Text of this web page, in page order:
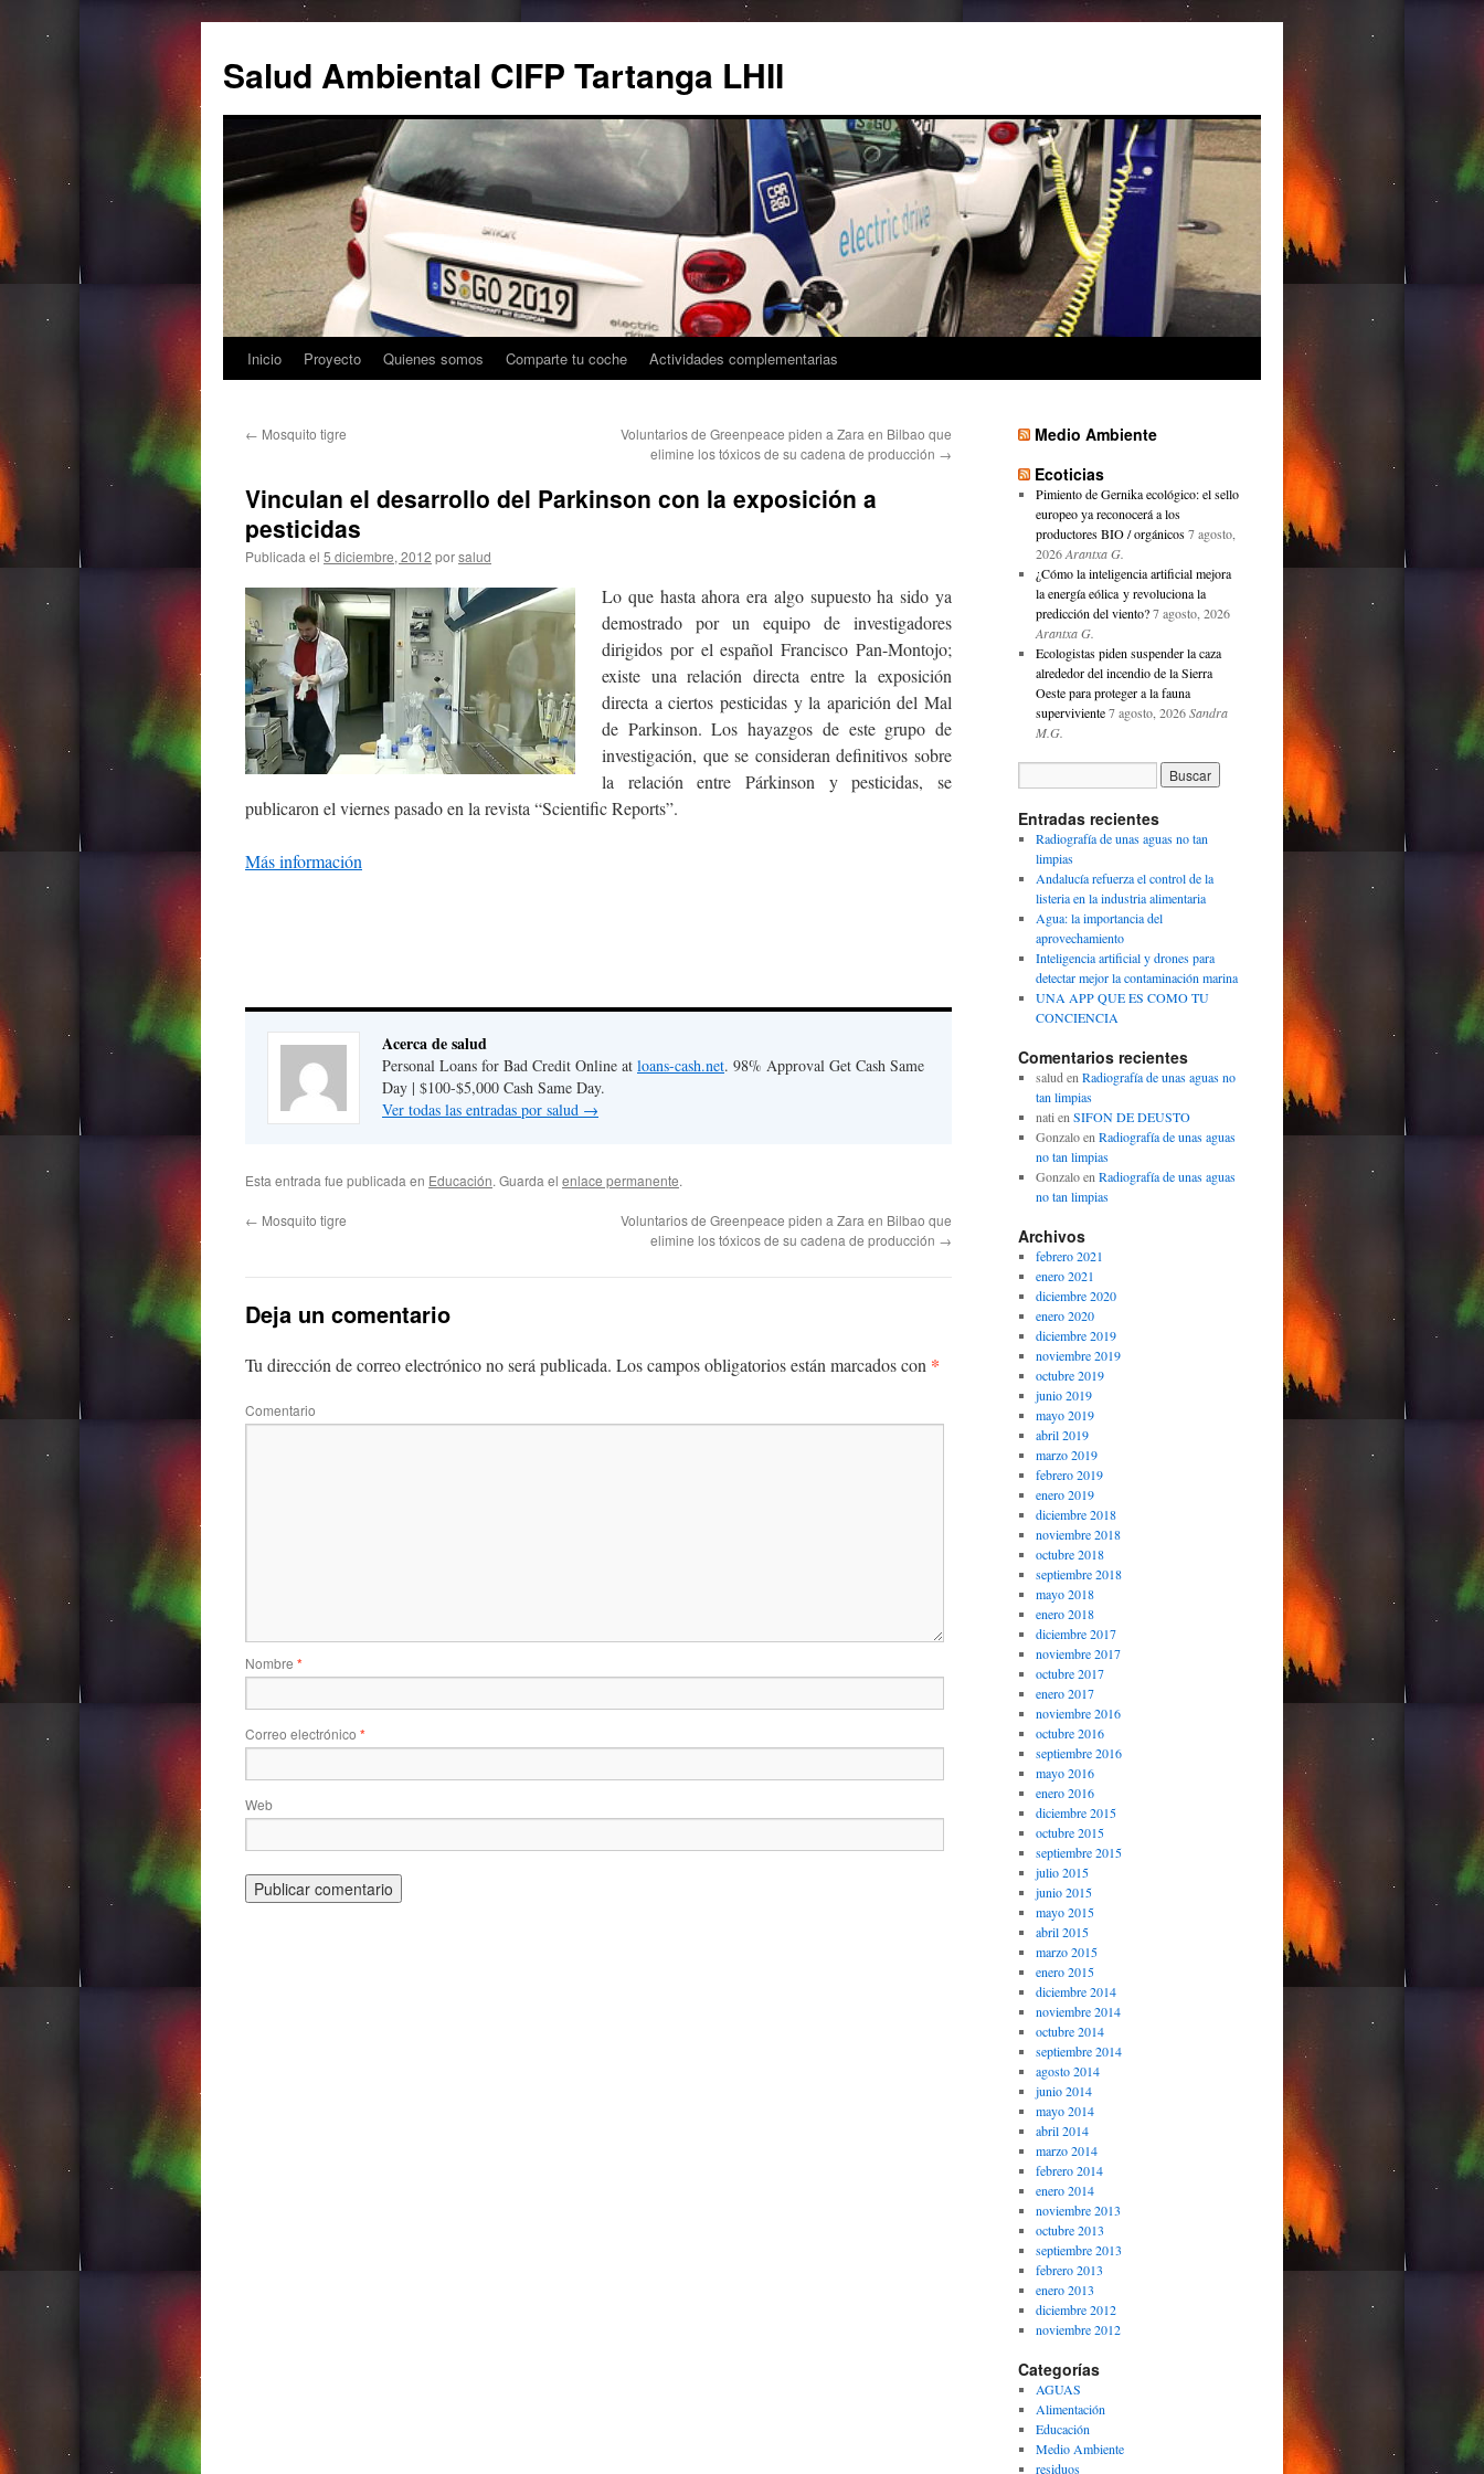
Salud Ambiental CIFP Tartanga LHII
Saltar
contenido
Inicio Proyecto Quienes somos Comparte tu coche Actividades complementarias
← Mosquito tigre
Voluntarios de Greenpeace piden a Zara en Bilbao que
elimine los tóxicos de su cadena de producción →
Vinculan el desarrollo del Parkinson con la exposición a
pesticidas
Publicada el 5 diciembre, 2012 porsalud
Lo que hasta ahora era algo supuesto ha sido ya
demostrado por un equipo de investigadores
dirigidos por el español Francisco Pan-Montojo;
existe una relación directa entre la exposición
directa a ciertos pesticidas y la aparición del Mal
de Parkinson. Los hayazgos de este grupo de
investigación, que se consideran definitivos sobre
la relación entre Párkinson y pesticidas, se
publicaron el viernes pasado en la revista “Scientific Reports”.
Más información
Acerca de salud
Personal Loans for Bad Credit Online at loans-cash.net. 98% Approval Get Cash Same
Day | $100-$5,000 Cash Same Day.
Ver todas las entradas por salud →
Esta entrada fue publicada en Educación. Guarda el enlace permanente.
← Mosquito tigre
Voluntarios de Greenpeace piden a Zara en Bilbao que
elimine los tóxicos de su cadena de producción →
Deja un comentario
Tu dirección de correo electrónico no será publicada. Los campos obligatorios están marcados con *
Comentario
Nombre *
Correo electrónico *
Web
Medio Ambiente
Ecoticias
Pimiento de Gernika ecológico: el sello
europeo ya reconocerá a los
productores BIO / orgánicos 7 agosto,
2026 Arantxa G.
¿Cómo la inteligencia artificial mejora
la energía eólica y revoluciona la
predicción del viento? 7 agosto, 2026
Arantxa G.
Ecologistas piden suspender la caza
alrededor del incendio de la Sierra
Oeste para proteger a la fauna
superviviente 7 agosto, 2026 Sandra
M.G.
Entradas recientes
Radiografía de unas aguas no tan
limpias
Andalucía refuerza el control de la
listeria en la industria alimentaria
Agua: la importancia del
aprovechamiento
Inteligencia artificial y drones para
detectar mejor la contaminación marina
UNA APP QUE ES COMO TU
CONCIENCIA
Comentarios recientes
salud en Radiografía de unas aguas no
tan limpias
nati en SIFON DE DEUSTO
Gonzaloen Radiografía de unas aguas
no tan limpias
Gonzaloen Radiografía de unas aguas
no tan limpias
Archivos
febrero 2021
enero 2021
diciembre 2020
enero 2020
diciembre 2019
noviembre 2019
octubre 2019
junio 2019
mayo 2019
abril 2019
marzo 2019
febrero 2019
enero 2019
diciembre 2018
noviembre 2018
octubre 2018
septiembre 2018
mayo 2018
enero 2018
diciembre 2017
noviembre 2017
octubre 2017
enero 2017
noviembre 2016
octubre 2016
septiembre 2016
mayo 2016
enero 2016
diciembre 2015
octubre 2015
septiembre 2015
julio 2015
junio 2015
mayo 2015
abril 2015
marzo 2015
enero 2015
diciembre 2014
noviembre 2014
octubre 2014
septiembre 2014
agosto 2014
junio 2014
mayo 2014
abril 2014
marzo 2014
febrero 2014
enero 2014
noviembre 2013
octubre 2013
septiembre 2013
febrero 2013
enero 2013
diciembre 2012
noviembre 2012
Categorías
AGUAS
Alimentación
Educación
Medio Ambiente
residuos